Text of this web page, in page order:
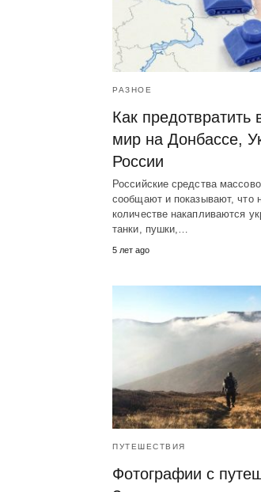
РАЗНОЕ
Как предотвратить
мир на Донбассе,
России
Российские средства
сообщают и показывают, что
количестве накапливаются
танки, пушки,…
5 лет ago
ПУТЕШЕСТВИЯ
Фотографии с